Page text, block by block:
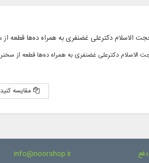
مقایسه کنید
info@noorshop.ir